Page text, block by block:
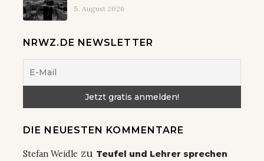
5. August 2026
NRWZ.DE NEWSLETTER
DIE NEUESTEN KOMMENTARE
Stefan Weidle zu Teufel und Lehrer sprechen